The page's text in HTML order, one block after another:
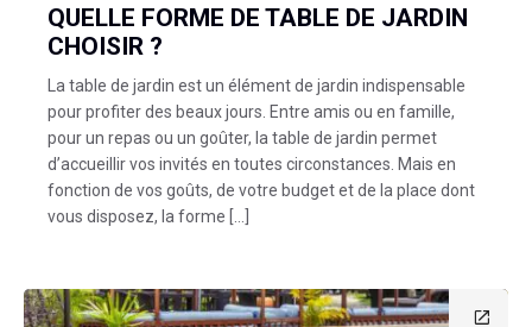
QUELLE FORME DE TABLE DE JARDIN
CHOISIR ?
La table de jardin est un élément de jardin indispensable
pour profiter des beaux jours. Entre amis ou en famille,
pour un repas ou un goûter, la table de jardin permet
d’accueillir vos invités en toutes circonstances. Mais en
fonction de vos goûts, de votre budget et de la place dont
vous disposez, la forme […]